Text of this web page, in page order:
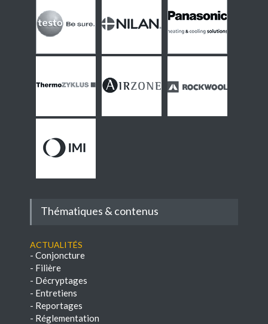
Thématiques & contenus
Actualités
- Conjoncture
- Filière
- Décryptages
- Entretiens
- Reportages
- Réglementation